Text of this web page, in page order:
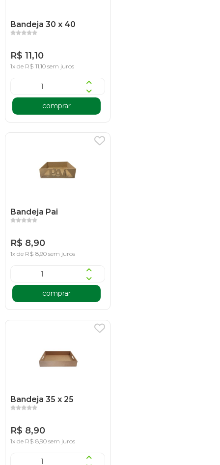
Bandeja 30 x 40
R$ 11,10
1x de R$ 11,10 sem juros
comprar
Bandeja Pai
R$ 8,90
1x de R$ 8,90 sem juros
comprar
Bandeja 35 x 25
R$ 8,90
1x de R$ 8,90 sem juros